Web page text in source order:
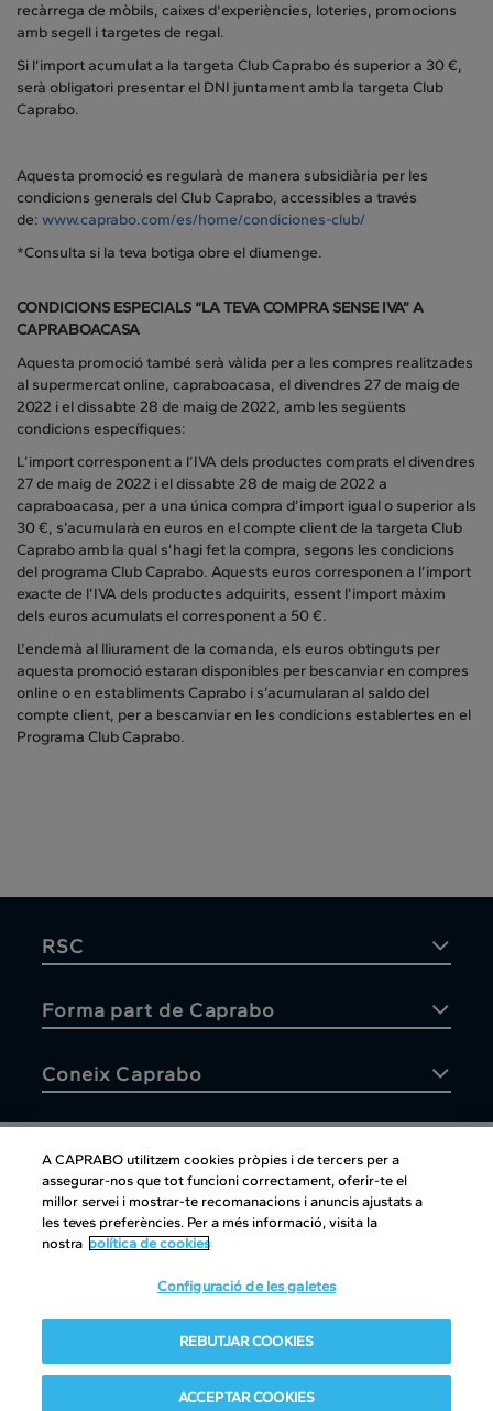
recàrrega de mòbils, caixes d'experiències, loteries, promocions
amb segell i targetes de regal.
Si l’import acumulat a la targeta Club Caprabo és superior a 30 €,
serà obligatori presentar el DNI juntament amb la targeta Club
Caprabo.
Aquesta promoció es regularà de manera subsidiària per les
condicions generals del Club Caprabo, accessibles a través
de: www.caprabo.com/es/home/condiciones-club/
*Consulta si la teva botiga obre el diumenge.
CONDICIONS ESPECIALS “LA TEVA COMPRA SENSE IVA” A
CAPRABOACASA
Aquesta promoció també serà vàlida per a les compres realitzades
al supermercat online, capraboacasa, el divendres 27 de maig de
2022 i el dissabte 28 de maig de 2022, amb les següents
condicions específiques:
L’import corresponent a l’IVA dels productes comprats el divendres
27 de maig de 2022 i el dissabte 28 de maig de 2022 a
capraboacasa, per a una única compra d’import igual o superior als
30 €, s’acumularà en euros en el compte client de la targeta Club
Caprabo amb la qual s’hagi fet la compra, segons les condicions
del programa Club Caprabo. Aquests euros corresponen a l’import
exacte de l’IVA dels productes adquirits, essent l’import màxim
dels euros acumulats el corresponent a 50 €.
L'endemà al lliurament de la comanda, els euros obtinguts per
aquesta promoció estaran disponibles per bescanviar en compres
online o en establiments Caprabo i s’acumularan al saldo del
compte client, per a bescanviar en les condicions establertes en el
Programa Club Caprabo.
RSC
Forma part de Caprabo
Coneix Caprabo
Atenció al client
Copyright| Política de cookies
Canal intern d'informació
Condiciones del club |Política de Protección de datos
A CAPRABO utilitzem cookies pròpies i de tercers per a
assegurar-nos que tot funcioni correctament, oferir-te el
millor servei i mostrar-te recomanacions i anuncis ajustats a
les teves preferències. Per a més informació, visita la
nostra política de cookies
Configuració de les galetes
REBUTJAR COOKIES
ACCEPTAR COOKIES